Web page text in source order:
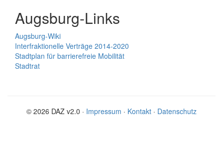
Augsburg-Links
Augsburg-Wiki
Interfraktionelle Verträge 2014-2020
Stadtplan für barrierefreie Mobilität
Stadtrat
© 2026 DAZ v2.0 · Impressum · Kontakt · Datenschutz